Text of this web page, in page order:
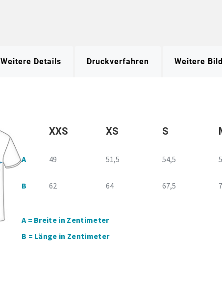
Weitere Details Druckverfahren Weitere
XXS XS S
A 49 51,5 54,5
B 62 64 67,5
A = Breite in Zentimeter
B = Länge in Zentimeter